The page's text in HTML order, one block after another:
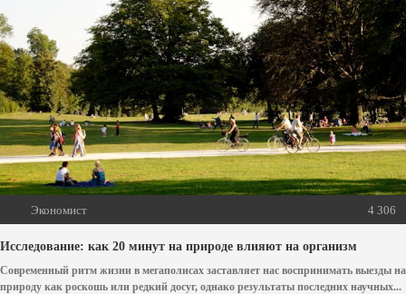
Экономист 4 306
Исследование: как 20 минут на природе влияют на организм
Современный ритм жизни в мегаполисах заставляет нас воспринимать выезды на
природу как роскошь или редкий досуг, однако результаты последних научных...